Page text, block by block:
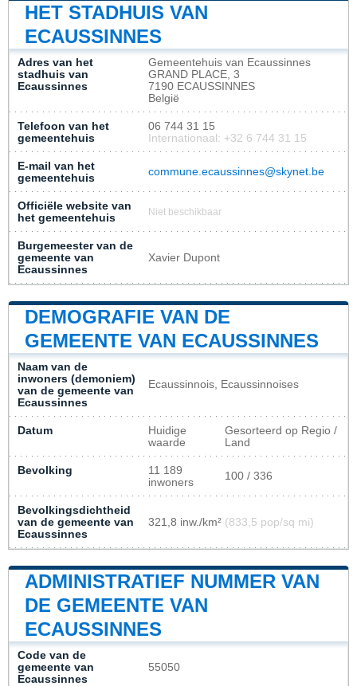
HET STADHUIS VAN
ECAUSSINNES
Adres van het
stadhuis van
Ecaussinnes
Gemeentehuis van Ecaussinnes
GRAND PLACE, 3
7190 ECAUSSINNES
België
Telefoon van het
gemeentehuis
06 744 31 15
Internationaal: +32 6 744 31 15
E-mail van het
gemeentehuis
commune.ecaussinnes@skynet.be
Officiële website van
het gemeentehuis
Niet beschikbaar
Burgemeester van de
gemeente van
Ecaussinnes
Xavier Dupont
DEMOGRAFIE VAN DE
GEMEENTE VAN ECAUSSINNES
Naam van de
inwoners (demoniem)
van de gemeente van
Ecaussinnes
Ecaussinnois, Ecaussinnoises
Datum
Huidige
waarde
Gesorteerd op Regio /
Land
Bevolking
11 189
inwoners
100 / 336
Bevolkingsdichtheid
van de gemeente van
Ecaussinnes
321,8 inw./km² (833,5 pop/sq mi)
ADMINISTRATIEF NUMMER VAN
DE GEMEENTE VAN
ECAUSSINNES
Code van de
gemeente van
Ecaussinnes
55050